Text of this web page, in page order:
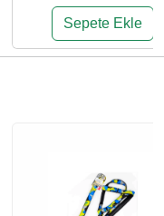
Sepete Ekle